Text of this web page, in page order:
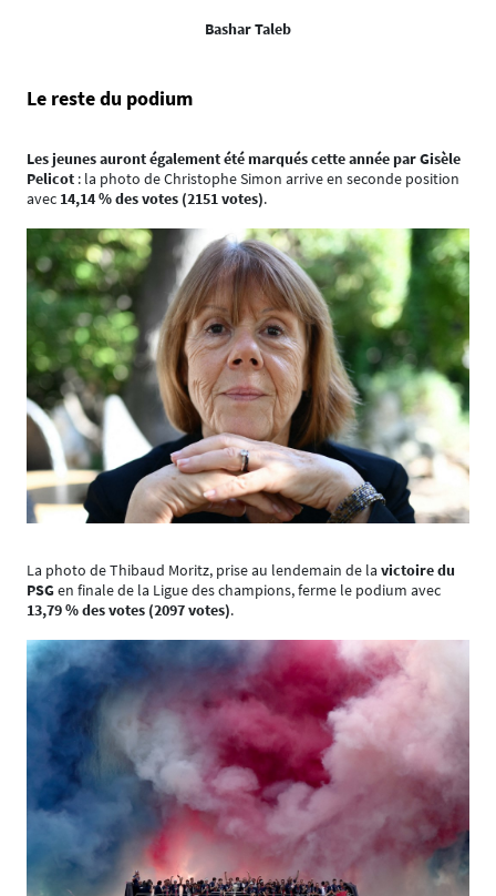
Bashar Taleb
Le reste du podium
Les jeunes auront également été marqués cette année par Gisèle
Pelicot : la photo de Christophe Simon arrive en seconde position
avec 14,14 % des votes (2151 votes).
La photo de Thibaud Moritz, prise au lendemain de la victoire du
PSGen finale de la Ligue des champions, ferme le podium avec
13,79 % des votes (2097 votes).